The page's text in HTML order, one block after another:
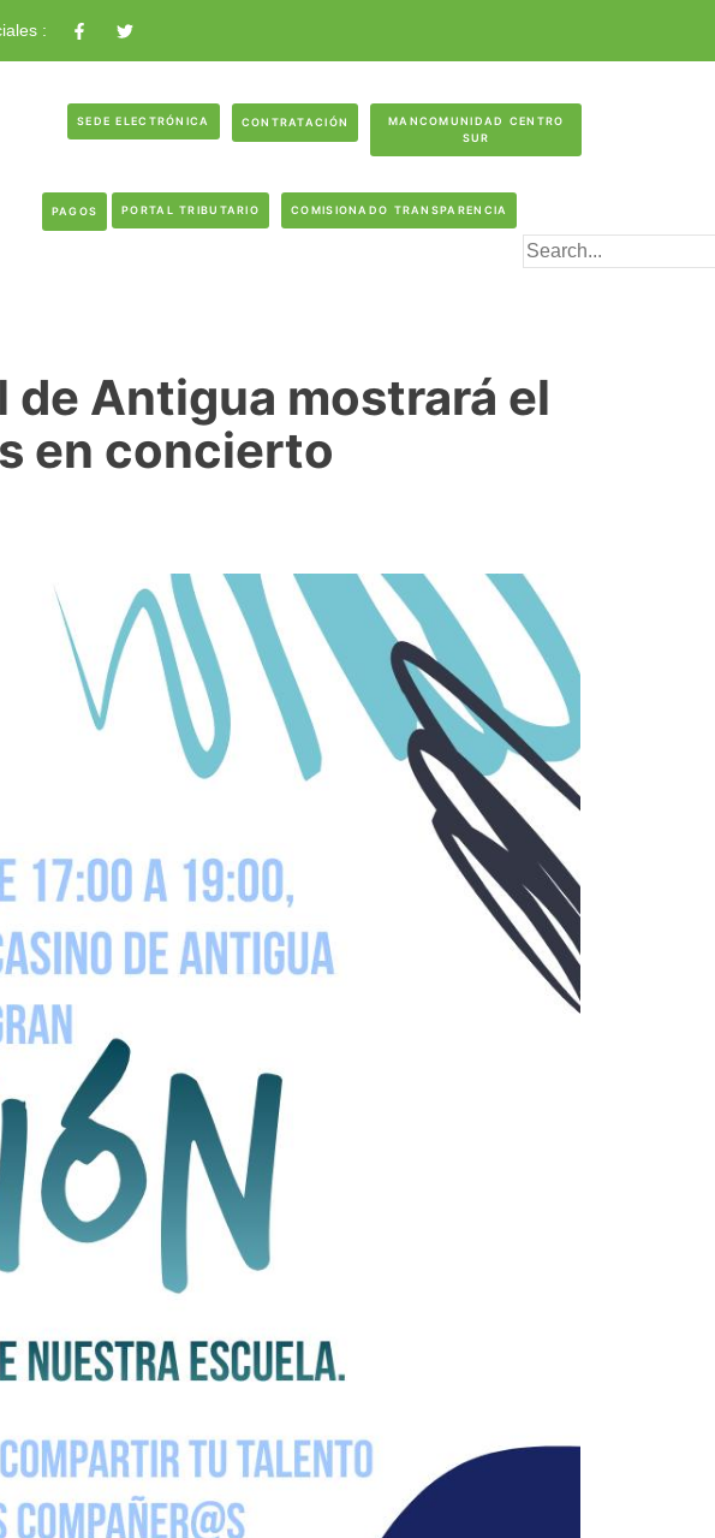
:
SEDE ELECTRÓNICA CONTRATACIÓN
MANCOMUNIDAD CENTRO
SUR
PAGOS PORTAL TRIBUTARIO COMISIONADO TRANSPARENCIA
de Antigua mostrará el
en concierto